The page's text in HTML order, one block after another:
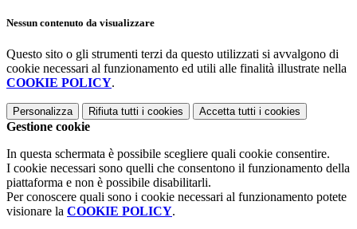
Nessun contenuto da visualizzare
Questo sito o gli strumenti terzi da questo utilizzati si avvalgono di
cookie necessari al funzionamento ed utili alle finalità illustrate nella
COOKIE POLICY.
Personalizza Rifiuta tutti i cookies Accetta tutti i cookies
Gestione cookie
In questa schermata è possibile scegliere quali cookie consentire.
I cookie necessari sono quelli che consentono il funzionamento della
piattaforma e non è possibile disabilitarli.
Per conoscere quali sono i cookie necessari al funzionamento potete
visionare la COOKIE POLICY.